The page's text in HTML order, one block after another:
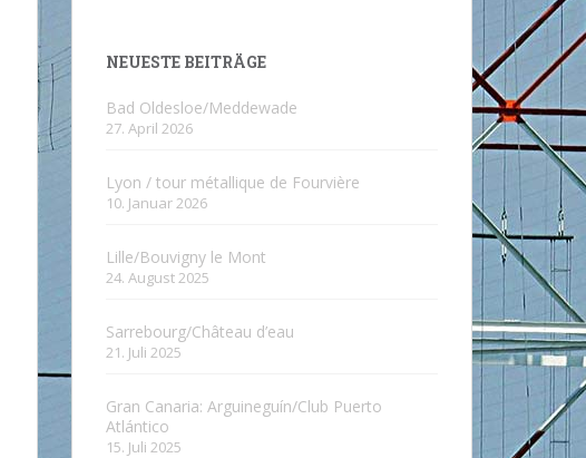
NEUESTE BEITRÄGE
Bad Oldesloe/Meddewade
27. April 2026
Lyon / tour métallique de Fourvière
10. Januar 2026
Lille/Bouvigny le Mont
24. August 2025
Sarrebourg/Château d’eau
21. Juli 2025
Gran Canaria: Arguineguín/Club Puerto
Atlántico
15. Juli 2025